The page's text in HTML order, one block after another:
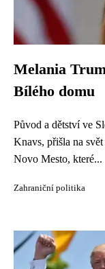
Melania
Bílého domu
Původ a dětství ve
Knavs, přišla na
Novo Mesto, které...
Zahraniční politika